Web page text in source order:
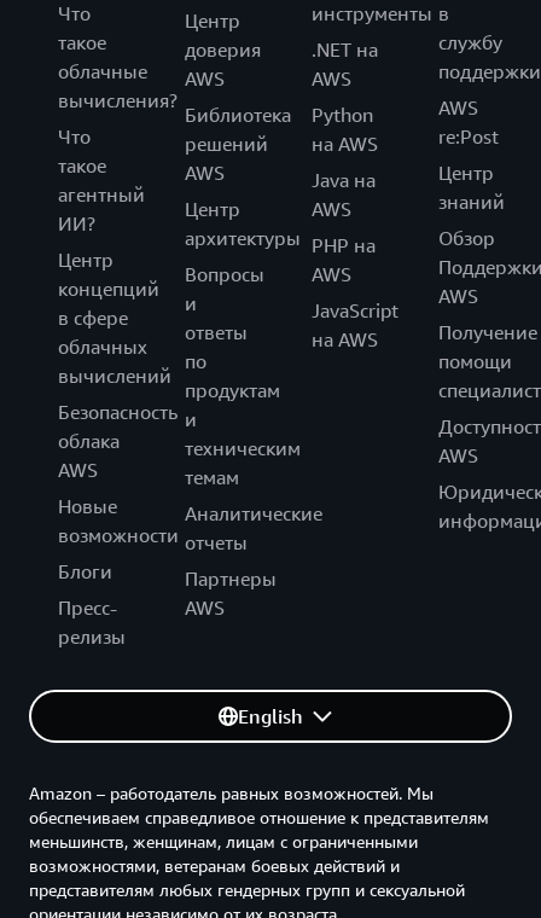
Что
такое
облачные
вычисления?
Что
такое
агентный
ИИ?
Центр
концепций
в сфере
облачных
вычислений
Безопасность
облака
AWS
Новые
возможности
Блоги
Пресс-
релизы
Центр
доверия
AWS
Библиотека
решений
AWS
Центр
архитектуры
Вопросы
и
ответы
по
продуктам
и
техническим
темам
Аналитические
отчеты
Партнеры
AWS
инструменты
.NET на
AWS
Python
на AWS
Java на
AWS
PHP на
AWS
JavaScript
на AWS
в
службу
поддержки
AWS
re:Post
Центр
знаний
Обзор
AWS
Получение
помощи
AWS
English
Amazon – работодатель равных возможностей. Мы
обеспечиваем справедливое отношение к представителям
меньшинств, женщинам, лицам с ограниченными
возможностями, ветеранам боевых действий и
представителям любых гендерных групп и сексуальной